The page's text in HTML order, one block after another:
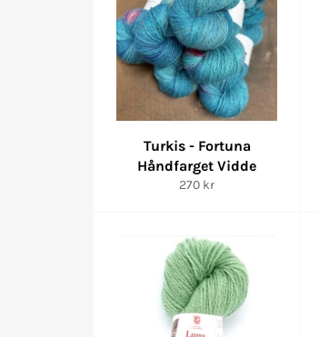
Turkis - Fortuna
Håndfarget Vidde
Vanlig
270 kr